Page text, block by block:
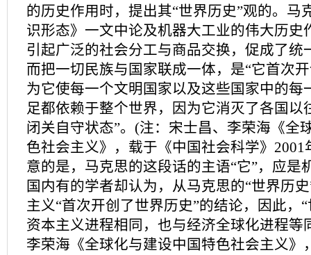
的历史作用时，提出其“世界历史”观的。马
识形态》一文中论及机器大工业的伟大历史
引起广泛的社会分工与商品交换，促成了统
而把一切民族与国家联成一体，是“它首次
为它使每一个文明国家以及这些国家中的每
足都依赖于整个世界，因为它消灭了各国以
闭关自守状态”。(注：宋士昌、李荣海《全
色社会主义》，载于《中国社会科学》2001
意的是，马克思的这段话的主语“它”，应是
国内有的学者却认为，从马克思的“世界历
主义“首次开创了世界历史”的结论，因此，
资本主义进程相同，也与经济全球化进程等
李荣海《全球化与建设中国特色社会主义》